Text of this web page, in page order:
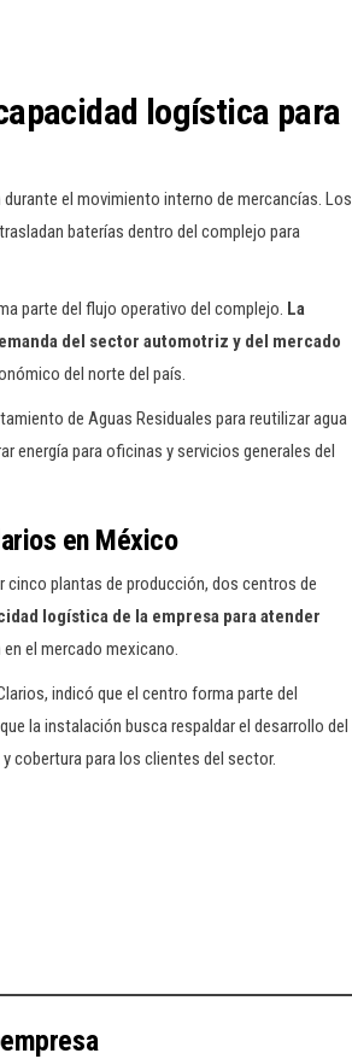
logística para
el movimiento interno de mercancías. Los
baterías dentro del complejo para
parte del flujo operativo del complejo. La
del sector automotriz y del mercado
del norte del país.
de Aguas Residuales para reutilizar agua
energía para oficinas y servicios generales del
en México
plantas de producción, dos centros de
logística de la empresa para atender
el mercado mexicano.
indicó que el centro forma parte del
la instalación busca respaldar el desarrollo del
cobertura para los clientes del sector.